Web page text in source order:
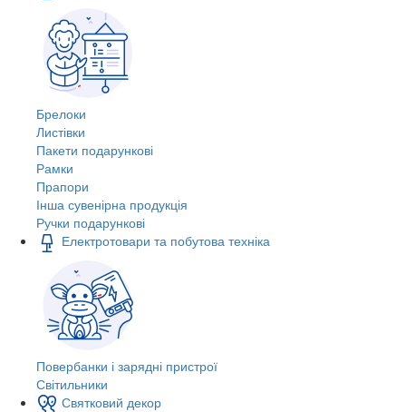
Брелоки
Листівки
Пакети подарункові
Рамки
Прапори
Інша сувенірна продукція
Ручки подарункові
Електротовари та побутова техніка
Повербанки і зарядні пристрої
Світильники
Святковий декор